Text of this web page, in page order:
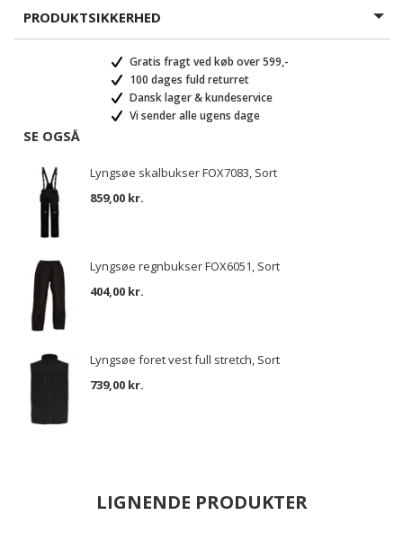
PRODUKTSIKKERHED
Gratis fragt ved køb over 599,-
100 dages fuld returret
Dansk lager & kundeservice
Vi sender alle ugens dage
SE OGSÅ
Lyngsøe skalbukser FOX7083, Sort
859,00 kr.
Lyngsøe regnbukser FOX6051, Sort
404,00 kr.
Lyngsøe foret vest full stretch, Sort
739,00 kr.
LIGNENDE PRODUKTER